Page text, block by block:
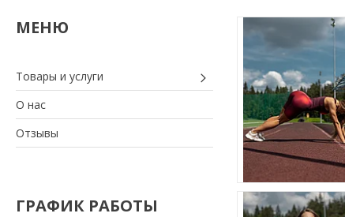
Товары и услуги
О нас
Отзывы
ГРАФИК РАБОТЫ